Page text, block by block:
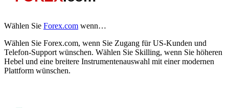
Wählen Sie Forex.com wenn…
Wählen Sie Forex.com, wenn Sie Zugang für US-Kunden und
Telefon-Support wünschen. Wählen Sie Skilling, wenn Sie höheren
Hebel und eine breitere Instrumentenauswahl mit einer modernen
Plattform wünschen.